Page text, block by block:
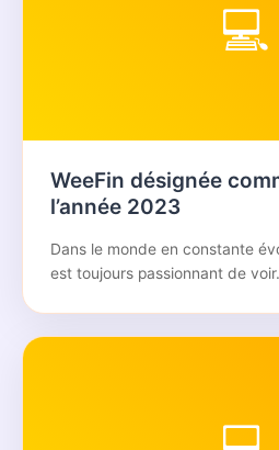
💻
WeeFin désignée
l’année 2023
Dans le monde en constante
est toujours passionnant de